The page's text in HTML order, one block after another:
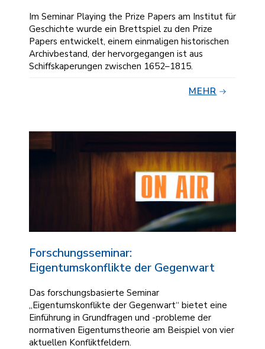
Im Seminar Playing the Prize Papers am Institut für
Geschichte wurde ein Brettspiel zu den Prize
Papers entwickelt, einem einmaligen historischen
Archivbestand, der hervorgegangen ist aus
Schiffskaperungen zwischen 1652–1815.
MEHR
Forschungsseminar:
Eigentumskonflikte der Gegenwart
Das forschungsbasierte Seminar
„Eigentumskonflikte der Gegenwart“ bietet eine
Einführung in Grundfragen und -probleme der
normativen Eigentumstheorie am Beispiel von vier
aktuellen Konfliktfeldern.